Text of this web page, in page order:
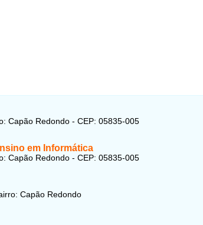
Capão Redondo - CEP: 05835-005
em Informática
Capão Redondo - CEP: 05835-005
Capão Redondo